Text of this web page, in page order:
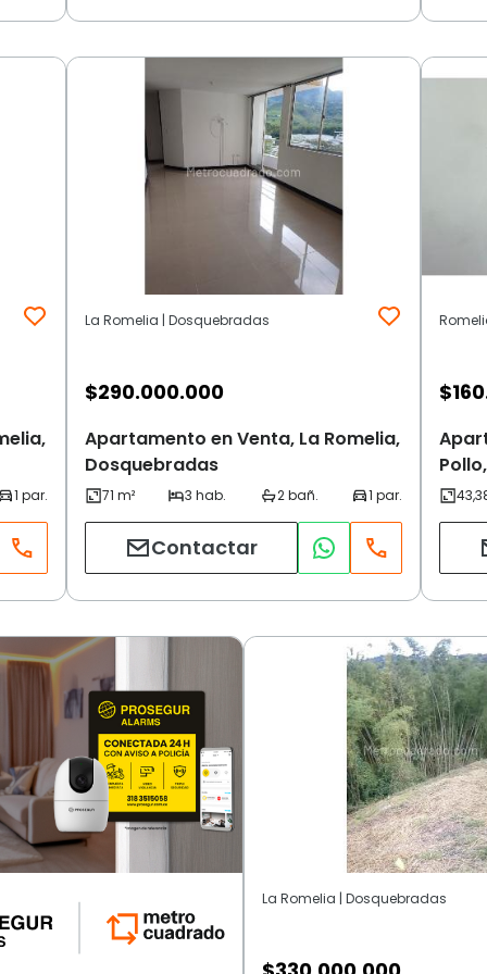
La Romelia | Dosquebradas
$290.000.000
Apartamento en Venta, La Romelia,
Dosquebradas
Contactar
$
La Romelia | Dosquebradas